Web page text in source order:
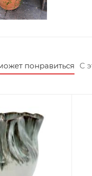
понравиться С